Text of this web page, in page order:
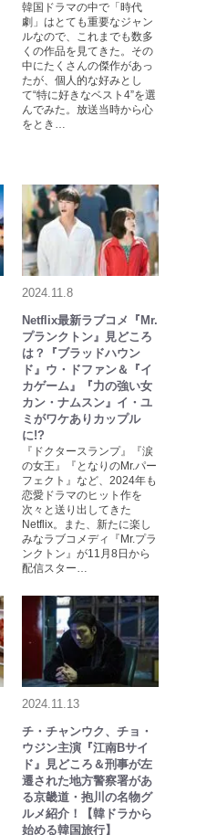
韓国ドラマの中で「時代
劇」はとても重要なジャン
ルなので、これまでも数多
くの作品を見てきた。その
中にたくさんの傑作があっ
たが、個人的な好みとし
て“特に好きなベスト4”を選
んでみた。放送当時から心
をとき…
2024.11.8
Netflix最新ラブコメ『Mr.
プランクトン』見どころ
は？『ブラッドハウン
ド』ウ・ドファン＆『イ
カゲーム』『力の強い女
カン・ナムスン』イ・ユ
ミがワケありカップル
に!?
『ドクタースランプ』『涙
の女王』『となりのMr.パー
フェクト』など、2024年も
恋愛ドラマのヒット作を
次々と送り出してきた
Netflix。また、新たに楽し
みなラブコメディ『Mr.プラ
ンクトン』が11月8日から
配信スター…
2024.11.13
チ・チャンウク、チョ・
ウジン主演『江南Bサイ
ド』見どころ＆刑事が左
遷された地方警察署があ
る京畿道・抱川の名物グ
ルメ紹介！【韓ドラから
始める韓国旅行】